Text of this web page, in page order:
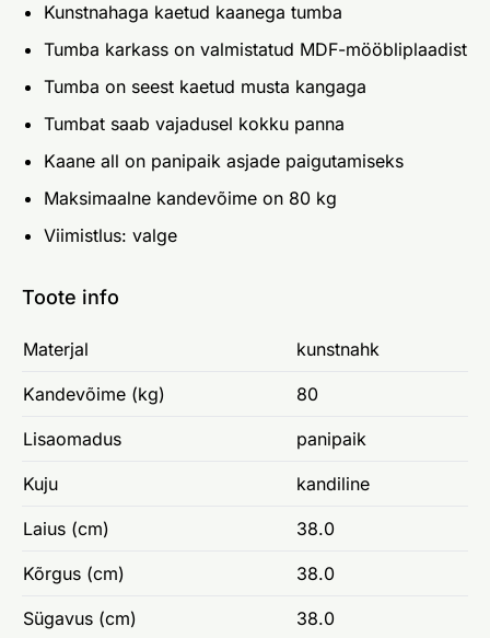
Kunstnahaga kaetud kaanega tumba
Tumba karkass on valmistatud MDF-mööbliplaadist
Tumba on seest kaetud musta kangaga
Tumbat saab vajadusel kokku panna
Kaane all on panipaik asjade paigutamiseks
Maksimaalne kandevõime on 80 kg
Viimistlus: valge
Toote info
Materjal kunstnahk
Kandevõime (kg) 80
Lisaomadus panipaik
Kuju kandiline
Laius (cm) 38.0
Kõrgus (cm) 38.0
Sügavus (cm) 38.0